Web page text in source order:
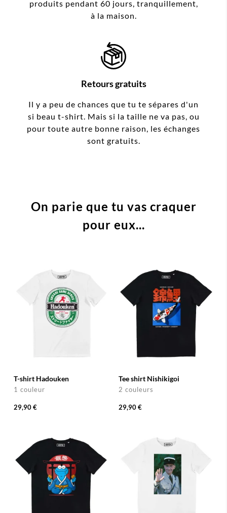
produits pendant 60 jours, tranquillement,
à la maison.
Retours gratuits
Il y a peu de chances que tu te sépares d'un
si beau t-shirt. Mais si la taille ne va pas, ou
pour toute autre bonne raison, les échanges
sont gratuits.
On parie que tu vas craquer
pour eux...
T-shirt Hadouken
1 couleur
29,90 €
Tee shirt Nishikigoi
2 couleurs
29,90 €